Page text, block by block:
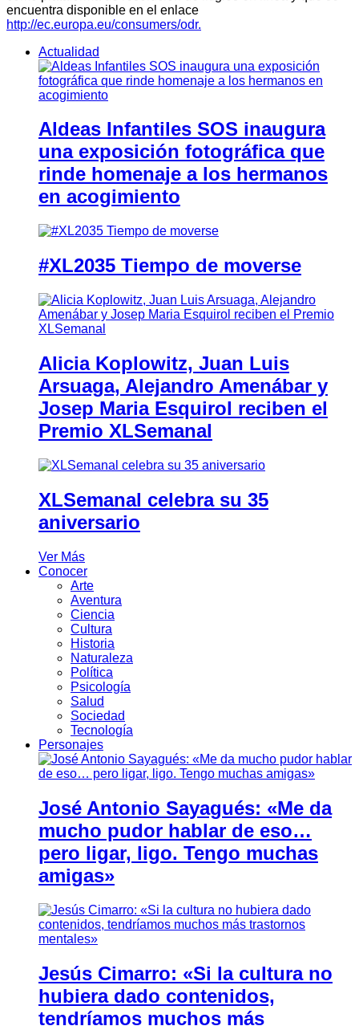
encuentra disponible en el enlace
http://ec.europa.eu/consumers/odr.
Actualidad
Aldeas Infantiles SOS inaugura
una exposición fotográfica que
rinde homenaje a los hermanos
en acogimiento
#XL2035 Tiempo de moverse
Alicia Koplowitz, Juan Luis
Arsuaga, Alejandro Amenábar y
Josep Maria Esquirol reciben el
Premio XLSemanal
XLSemanal celebra su 35
aniversario
Ver Más
Conocer
Arte
Aventura
Ciencia
Cultura
Historia
Naturaleza
Política
Psicología
Salud
Sociedad
Tecnología
Personajes
José Antonio Sayagués: «Me da
mucho pudor hablar de eso…
pero ligar, ligo. Tengo muchas
amigas»
Jesús Cimarro: «Si la cultura no
hubiera dado contenidos,
tendríamos muchos más